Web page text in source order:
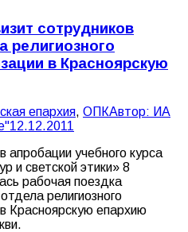
сотрудников
религиозного
в Красноярскую
епархия, ОПКАвтор: ИА
12.12.2011
апробации учебного курса
и светской этики» 8
рабочая поездка
религиозного
Красноярскую епархию